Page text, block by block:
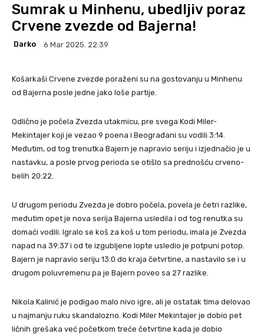
Sumrak u Minhenu, ubedljiv poraz
Crvene zvezde od Bajerna!
Darko 6 Mar 2025. 22:39
Košarkaši Crvene zvezde poraženi su na gostovanju u Minhenu
od Bajerna posle jedne jako loše partije.
Odlično je počela Zvezda utakmicu, pre svega Kodi Miler-
Mekintajer koji je vezao 9 poena i Beograđani su vodili 3:14.
Međutim, od tog trenutka Bajern je napravio seriju i izjednačio je u
nastavku, a posle prvog perioda se otišlo sa prednošću crveno-
belih 20:22.
U drugom periodu Zvezda je dobro počela, povela je četri razlike,
međutim opet je nova serija Bajerna usledila i od tog renutka su
domaći vodili. Igralo se koš za koš u tom periodu, imala je Zvezda
napad na 39:37 i od te izgubljene lopte usledio je potpuni potop.
Bajern je napravio seriju 13:0 do kraja četvrtine, a nastavilo se i u
drugom poluvremenu pa je Bajern poveo sa 27 razlike.
Nikola Kalinić je podigao malo nivo igre, ali je ostatak tima delovao
u najmanju ruku skandalozno. Kodi Miler Mekintajer je dobio pet
ličnih grešaka već početkom treće četvrtine kada je dobio